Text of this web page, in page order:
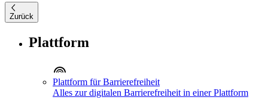
Zurück
Plattform
Plattform für Barrierefreiheit
Alles zur digitalen Barrierefreiheit in einer Plattform